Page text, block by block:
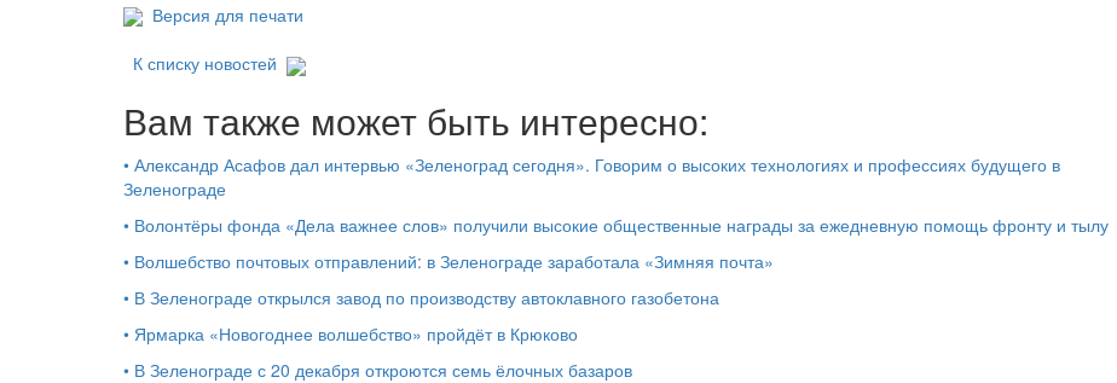
Версия для печати
К списку новостей
Вам также может быть интересно:
• Александр Асафов дал интервью «Зеленоград сегодня». Говорим о высоких технологиях и профессиях будущего в
Зеленограде
• Волонтёры фонда «Дела важнее слов» получили высокие общественные награды за ежедневную помощь фронту и тылу
• Волшебство почтовых отправлений: в Зеленограде заработала «Зимняя почта»
• В Зеленограде открылся завод по производству автоклавного газобетона
• Ярмарка «Новогоднее волшебство» пройдёт в Крюково
• В Зеленограде с 20 декабря откроются семь ёлочных базаров